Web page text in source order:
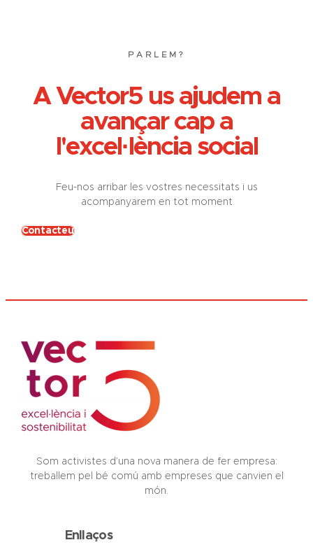
PARLEM?
A Vector5 us ajudem a
avançar cap a
l'excel·lència social
Feu-nos arribar les vostres necessitats i us
acompanyarem en tot moment
Contacteu
Som activistes d’una nova manera de fer empresa:
treballem pel bé comú amb empreses que canvien el
món.
Enllaços